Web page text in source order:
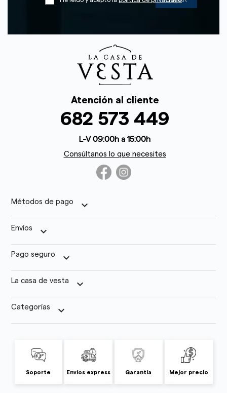
Atención al cliente
682 573 449
L-V 09:00h a 15:00h
Consúltanos lo que necesites
Métodos de pago keyboard_arrow_down
Envíos keyboard_arrow_down
Pago seguro keyboard_arrow_down
La casa de vesta keyboard_arrow_down
Categorías keyboard_arrow_down
Soporte Envíos express Garantía Mejor precio